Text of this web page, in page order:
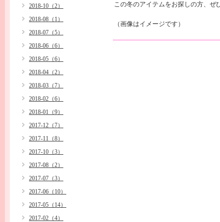
この冬のアイテムをお探しの方、ぜ
（画像はイメージです）
2018-10（2）
2018-08（1）
2018-07（5）
2018-06（6）
2018-05（6）
2018-04（2）
2018-03（7）
2018-02（6）
2018-01（9）
2017-12（7）
2017-11（8）
2017-10（3）
2017-08（2）
2017-07（3）
2017-06（10）
2017-05（14）
2017-02（4）